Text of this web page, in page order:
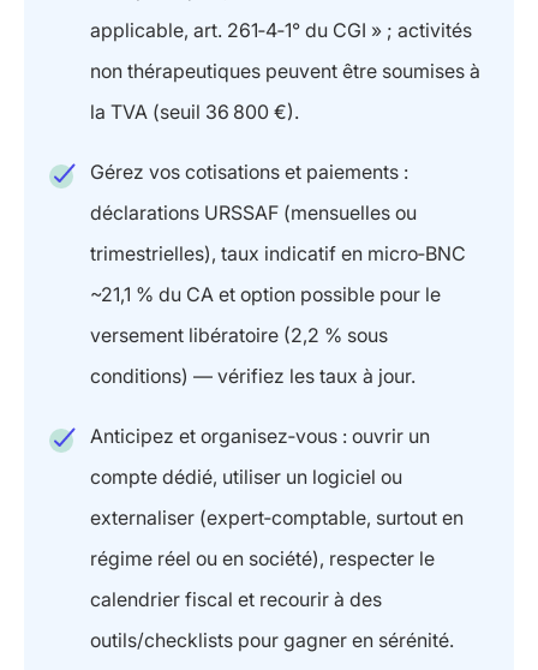
applicable, art. 261‑4‑1° du CGI » ; activités
non thérapeutiques peuvent être soumises à
la TVA (seuil 36 800 €).
Gérez vos cotisations et paiements :
déclarations URSSAF (mensuelles ou
trimestrielles), taux indicatif en micro‑BNC
~21,1 % du CA et option possible pour le
versement libératoire (2,2 % sous
conditions) — vérifiez les taux à jour.
Anticipez et organisez‑vous : ouvrir un
compte dédié, utiliser un logiciel ou
externaliser (expert‑comptable, surtout en
régime réel ou en société), respecter le
calendrier fiscal et recourir à des
outils/checklists pour gagner en sérénité.